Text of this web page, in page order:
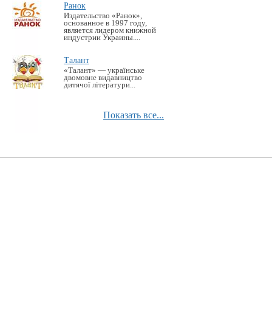
Ранок
Издательство «Ранок»,
основанное в 1997 году,
является лидером книжной
индустрии Украины....
Талант
«Талант» — українське
двомовне видавництво
дитячої літератури...
Показать все...